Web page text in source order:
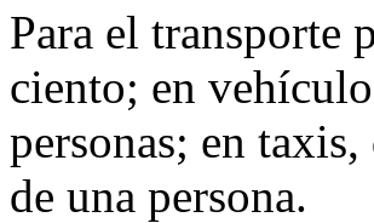
Para el
ciento; en
personas; en
de una persona.